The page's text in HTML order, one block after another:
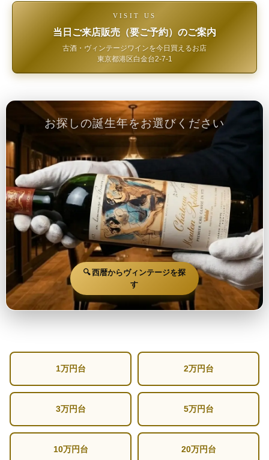
VISIT US
当日ご来店販売（要ご予約）のご案内
古酒・ヴィンテージワインを今日買えるお店
東京都港区白金台2-7-1
お探しの誕生年をお選びください
🔍 西暦からヴィンテージを探
す
1万円台 2万円台
3万円台 5万円台
10万円台 20万円台